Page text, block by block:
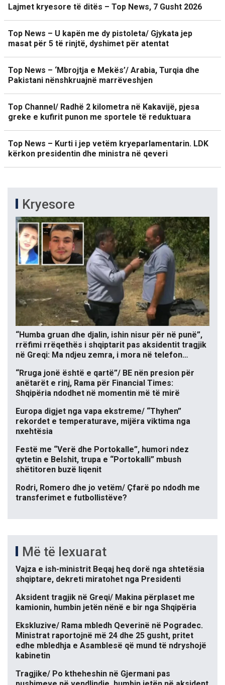
Lajmet kryesore të ditës – Top News, 7 Gusht 2026
Top News – U kapën me dy pistoleta/ Gjykata jep
masat për 5 të rinjtë, dyshimet për atentat
Top News – ‘Mbrojtja e Mekës’/ Arabia, Turqia dhe
Pakistani nënshkruajnë marrëveshjen
Top Channel/ Radhë 2 kilometra në Kakavijë, pjesa
greke e kufirit punon me sportele të reduktuara
Top News – Kurti i jep vetëm kryeparlamentarin. LDK
kërkon presidentin dhe ministra në qeveri
Kryesore
“Humba gruan dhe djalin, ishin nisur për në punë”,
rrëfimi rrëqethës i shqiptarit pas aksidentit tragjik
në Greqi: Ma ndjeu zemra, i mora në telefon…
“Rruga jonë është e qartë”/ BE nën presion për
anëtarët e rinj, Rama për Financial Times:
Shqipëria ndodhet në momentin më të mirë
Europa digjet nga vapa ekstreme/ “Thyhen”
rekordet e temperaturave, mijëra viktima nga
nxehtësia
Festë me “Verë dhe Portokalle”, humori ndez
qytetin e Belshit, trupa e “Portokalli” mbush
shëtitoren buzë liqenit
Rodri, Romero dhe jo vetëm/ Çfarë po ndodh me
transferimet e futbollistëve?
Më të lexuarat
Vajza e ish-ministrit Beqaj heq dorë nga shtetësia
shqiptare, dekreti miratohet nga Presidenti
Aksident tragjik në Greqi/ Makina përplaset me
kamionin, humbin jetën nënë e bir nga Shqipëria
Ekskluzive/ Rama mbledh Qeverinë në Pogradec.
Ministrat raportojnë më 24 dhe 25 gusht, pritet
edhe mbledhja e Asamblesë që mund të ndryshojë
kabinetin
Tragjike/ Po ktheheshin në Gjermani pas